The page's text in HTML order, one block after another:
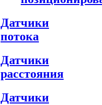
Датчики
потока
Датчики
расстояния
Датчики